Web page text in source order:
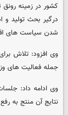
کشور در زمینه
درگیر بحث تولید و
شدن سیاست های
وی افزود: تلاش
جمله فعالیت های
وی ادامه داد:
نتایج آن منتج به